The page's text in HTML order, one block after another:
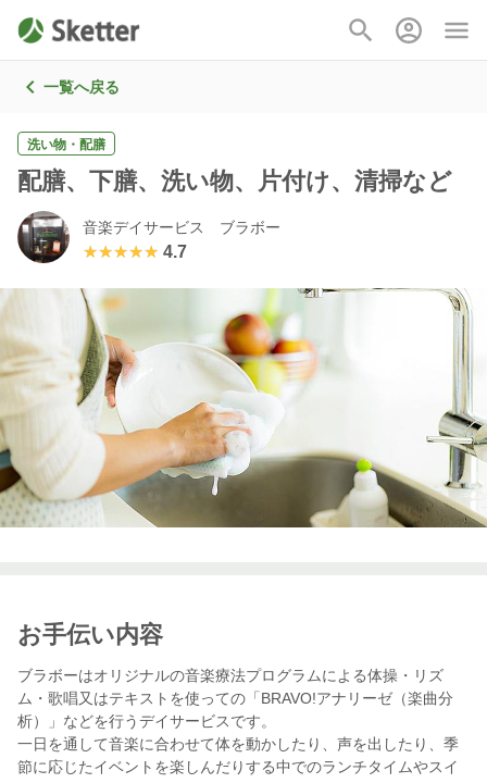
一覧へ戻る
洗い物・配膳
配膳、下膳、洗い物、片付け、清掃など
音楽デイサービス ブラボー
★★★★★
★★★★★ 4.7
お手伝い内容
ブラボーはオリジナルの音楽療法プログラムによる体操・リズ
ム・歌唱又はテキストを使っての「BRAVO!アナリーゼ（楽曲分
析）」などを行うデイサービスです。
一日を通して音楽に合わせて体を動かしたり、声を出したり、季
節に応じたイベントを楽しんだりする中でのランチタイムやスイ